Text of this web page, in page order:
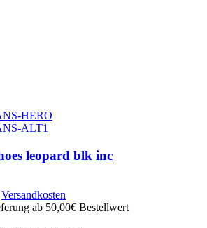
leopard blk inc
Versandkosten
ab 50,00€ Bestellwert